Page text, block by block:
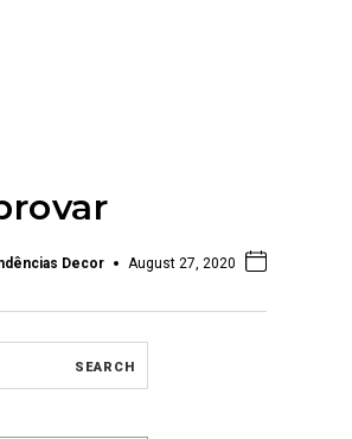
Decor August 27, 2020